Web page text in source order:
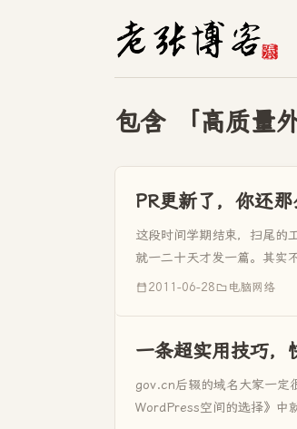
包含 「高质量
PR更新了，你还那
这段时间学期结束，扫尾的
就一二十天才发一篇。其实
之间听说PR又更新了，...
2011-06-28 电脑网络
一条超实用技巧，
gov.cn后辍的域名大家一定
WordPress空间的选择》中